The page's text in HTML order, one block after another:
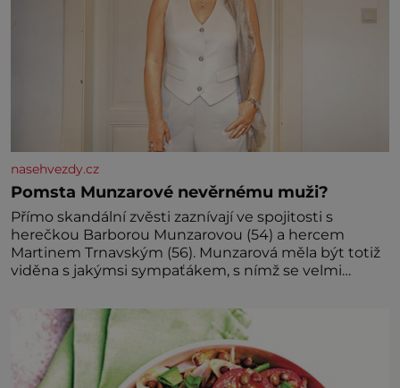
nasehvezdy.cz
Pomsta Munzarové nevěrnému muži?
Přímo skandální zvěsti zaznívají ve spojitosti s
herečkou Barborou Munzarovou (54) a hercem
Martinem Trnavským (56). Munzarová měla být totiž
viděna s jakýmsi sympaťákem, s nímž se velmi